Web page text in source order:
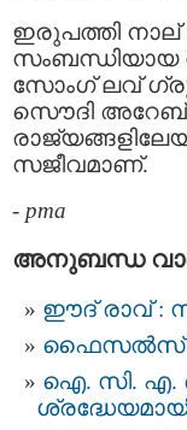
ഇരുപത്തി നാല്
സംബന്ധിയായ
സോംഗ് ലവ്
സൌദി
സജീവമാണ്.
- pma
അനുബന്ധ
ഈദ് രാവ് :
ഫൈസൽസ്
ഐ. സി. എ.